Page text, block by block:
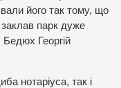
його так тому, що
заклав парк дуже
Георгій
нотаріуса, так і